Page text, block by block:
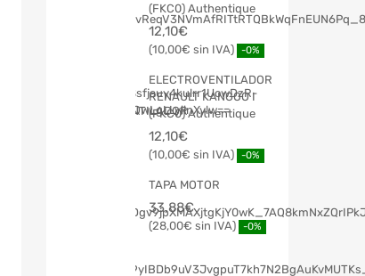
(FKC0) Authentique
12,10€
10,00€ -0%
ELECTROVENTILADOR
RENAULT KANGOO I
(FKC0) Authentique
12,10€
10,00€ -0%
TAPA MOTOR
33,88€
28,00€ -0%